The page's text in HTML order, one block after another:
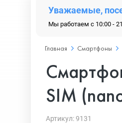
Уважаемые,
Мы работаем с 10:00 -
Главная Смартфоны
SIM
Артикул: 9131